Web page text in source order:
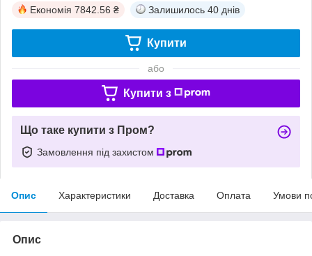
Економія 7842.56 ₴ Залишилось 40 днів
Купити
або
Купити з
Що таке купити з Пром?
Замовлення під захистом
Опис Характеристики Доставка Оплата Умови
Опис